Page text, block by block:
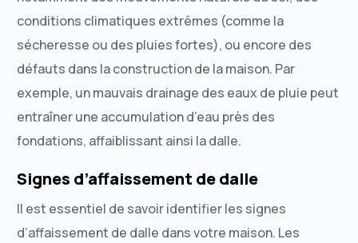
conditions climatiques extrêmes (comme la
sécheresse ou des pluies fortes), ou encore des
défauts dans la construction de la maison. Par
exemple, un mauvais drainage des eaux de pluie peut
entraîner une accumulation d’eau près des
fondations, affaiblissant ainsi la dalle.
Signes d’affaissement de dalle
Il est essentiel de savoir identifier les signes
d’affaissement de dalle dans votre maison. Les